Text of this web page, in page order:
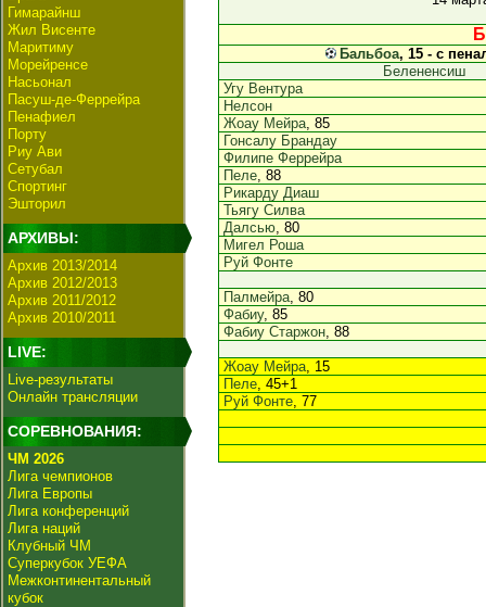
Гимарайнш
Жил Висенте
Маритиму
Морейренсе
Насьонал
Пасуш-де-Феррейра
Пенафиел
Порту
Риу Ави
Сетубал
Спортинг
Эшторил
АРХИВЫ:
Архив 2013/2014
Архив 2012/2013
Архив 2011/2012
Архив 2010/2011
LIVE:
Live-результаты
Онлайн трансляции
СОРЕВНОВАНИЯ:
ЧМ 2026
Лига чемпионов
Лига Европы
Лига конференций
Лига наций
Клубный ЧМ
Суперкубок УЕФА
Межконтинентальный
кубок
Бальбоа, 15 - с
Белененсиш
Угу Вентура
Нелсон
Жоау Мейра, 85
Гонсалу Брандау
Филипе Феррейра
Пеле, 88
Рикарду Диаш
Тьягу Силва
Далсью, 80
Мигел Роша
Руй Фонте
Палмейра, 80
Фабиу, 85
Фабиу Старжон, 88
Жоау Мейра, 15
Пеле, 45+1
Руй Фонте, 77